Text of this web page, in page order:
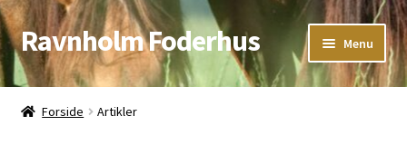
Spring
til
navigation
Spring
til
indhold
Ravnholm Foderhus Menu
Åbningstider
Forside Artikler